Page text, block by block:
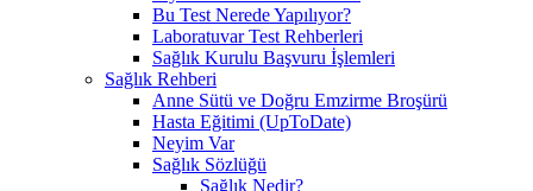
Bu Test Nerede Yapılıyor?
Laboratuvar Test Rehberleri
Sağlık Kurulu Başvuru İşlemleri
Sağlık Rehberi
Anne Sütü ve Doğru Emzirme Broşürü
Hasta Eğitimi (UpToDate)
Neyim Var
Sağlık Sözlüğü
Sağlık Nedir?